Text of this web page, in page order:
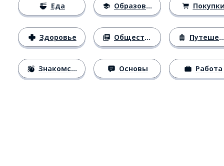
Еда
Здоровье
Знакомство
Образование
Общество
Основы
Путешествия
Работа